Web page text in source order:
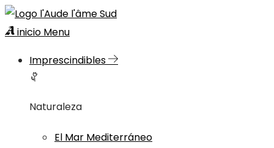
inicio Menu
Imprescindibles
Naturaleza
El Mar Mediterráneo